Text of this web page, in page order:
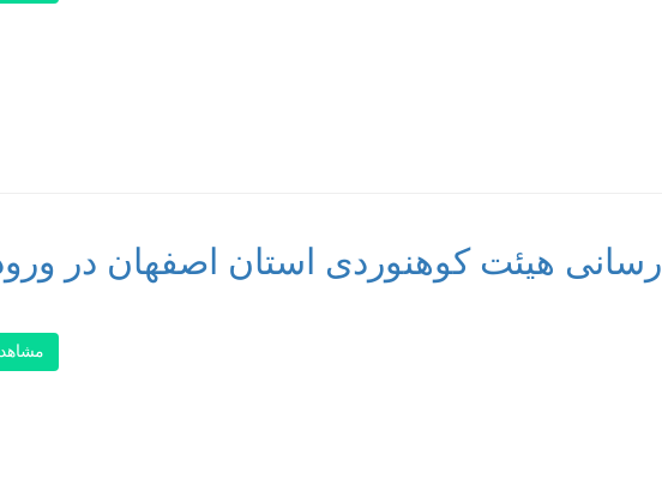
رسانی هیئت کوهنوردی استان اصفهان در